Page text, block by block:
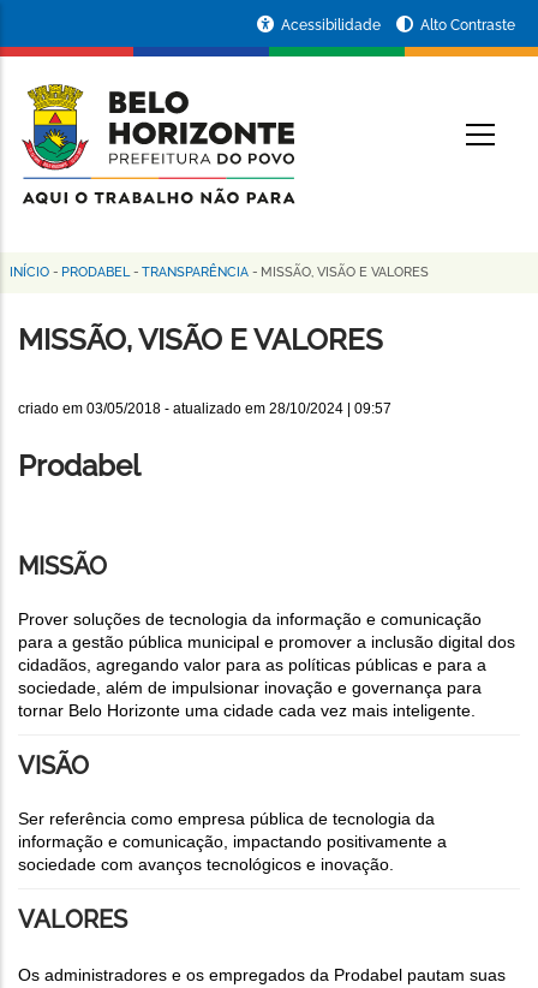
conteúdo
principal
da
Prefeitura
de
Horizonte
Acessibilidade Alto Contraste
Trilha
de
INÍCIO - PRODABEL - TRANSPARÊNCIA - MISSÃO, VISÃO E VALORES
MISSÃO, VISÃO E VALORES
criado em 03/05/2018 - atualizado em 28/10/2024 | 09:57
Prodabel
MISSÃO
Prover soluções de tecnologia da informação e comunicação
para a gestão pública municipal e promover a inclusão digital dos
cidadãos, agregando valor para as políticas públicas e para a
sociedade, além de impulsionar inovação e governança para
tornar Belo Horizonte uma cidade cada vez mais inteligente.
VISÃO
Ser referência como empresa pública de tecnologia da
informação e comunicação, impactando positivamente a
sociedade com avanços tecnológicos e inovação.
VALORES
Os administradores e os empregados da Prodabel pautam suas